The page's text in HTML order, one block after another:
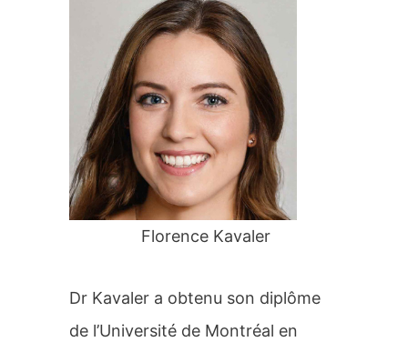
:
Florence Kavaler
Dr Kavaler a obtenu son diplôme
de l’Université de Montréal en